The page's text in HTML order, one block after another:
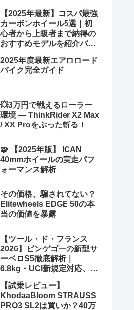
【2025年最新】コスパ最強
カーボンホイール5選｜初
心者から上級者まで納得の
おすすめモデルを紹介バカ
2025年度最新エアロロード
バイク完全ガイド
💥3万円で戦えるローラー
環境 ― ThinkRider X2 Max
/ XX Proをぶった斬る！
🧩 【2025年版】 ICAN
40mmホイールの実走パフ
ォーマンス解析
その価格、騙されてない？
Elitewheels EDGE 50の本
当の価値を暴露
【ツール・ド・フランス
2026】ビンゲゴーの新型サ
ーベロS5徹底解析｜
6.8kg・UCI新規定対応、ポ
グランツールマシン
【試乗レビュー】
KhodaaBloom STRAUSS
PRO3 SL2は買いか？40万